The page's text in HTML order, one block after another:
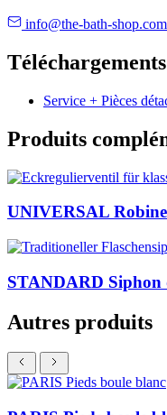
info@the-bath-shop.com
Téléchargements
Service + Pièces
Produits
UNIVERSAL
STANDARD Siphon
Autres produits